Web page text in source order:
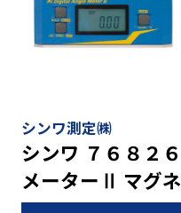
レベル・勾配測定
シンワ測定㈱
シンワ ７６８２
メーターⅡ マグ